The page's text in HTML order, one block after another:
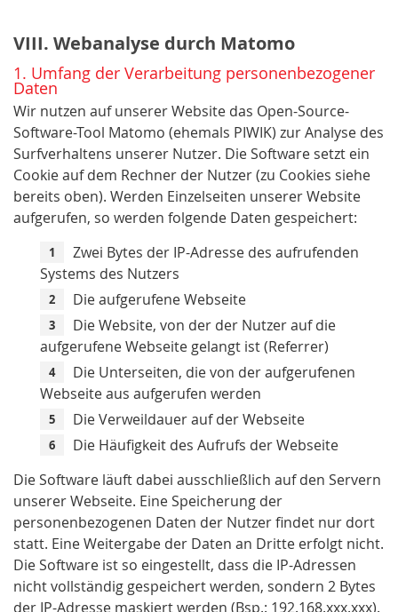
VIII. Webanalyse durch Matomo
1. Umfang der Verarbeitung personenbezogener
Daten
Wir nutzen auf unserer Website das Open-Source-
Software-Tool Matomo (ehemals PIWIK) zur Analyse des
Surfverhaltens unserer Nutzer. Die Software setzt ein
Cookie auf dem Rechner der Nutzer (zu Cookies siehe
bereits oben). Werden Einzelseiten unserer Website
aufgerufen, so werden folgende Daten gespeichert:
Zwei Bytes der IP-Adresse des aufrufenden
Systems des Nutzers
Die aufgerufene Webseite
Die Website, von der der Nutzer auf die
aufgerufene Webseite gelangt ist (Referrer)
Die Unterseiten, die von der aufgerufenen
Webseite aus aufgerufen werden
Die Verweildauer auf der Webseite
Die Häufigkeit des Aufrufs der Webseite
Die Software läuft dabei ausschließlich auf den Servern
unserer Webseite. Eine Speicherung der
personenbezogenen Daten der Nutzer findet nur dort
statt. Eine Weitergabe der Daten an Dritte erfolgt nicht.
Die Software ist so eingestellt, dass die IP-Adressen
nicht vollständig gespeichert werden, sondern 2 Bytes
der IP-Adresse maskiert werden (Bsp.: 192.168.xxx.xxx).